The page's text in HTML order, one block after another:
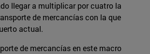
llegar a multiplicar por cuatro la
de mercancías con la que
actual.
de mercancías en este macro